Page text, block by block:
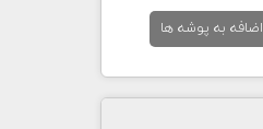
اضافه به پوشه ها